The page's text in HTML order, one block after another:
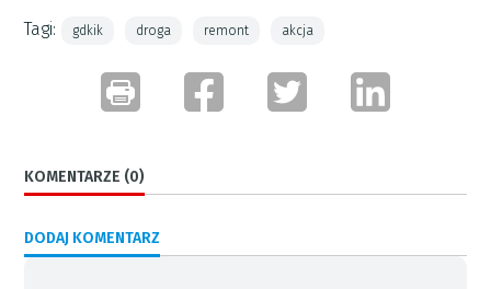
Tagi: gdkik droga remont akcja
KOMENTARZE (0)
DODAJ KOMENTARZ